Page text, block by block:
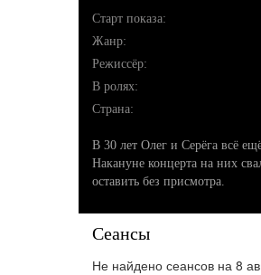
Cтарт показа:
Жанр:
Режиссёр:
В ролях:
Страна:
В 30 лет Олег и Серёга всё
Накануне концерта на них
оставить без присмотра.
Сеансы
Не найдено сеансов на 8